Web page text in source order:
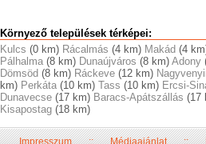
Környező települések térképei:
Kulcs (0 km) Rácalmás (4 km) Makád (4
Pálhalma (8 km) Dunaújváros (8 km) Adony
Dömsöd (8 km) Ráckeve (12 km)
km) Perkáta (10 km) Tass (10 km) Ercsi-
Dunavecse (17 km) Baracs-Apátszállás (17
Kisapostag (18 km)
Impresszum::Médiaajánlat::